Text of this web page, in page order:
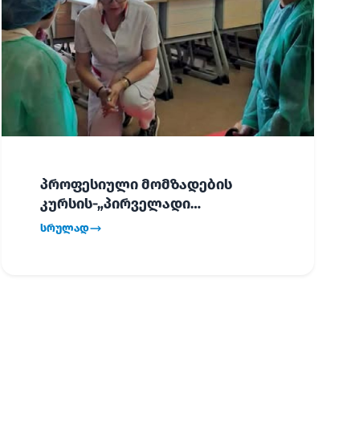
პროფესიული მომზადების
კურსის-„პირველადი
გადაუდებელი დახმარება“,
სრულად